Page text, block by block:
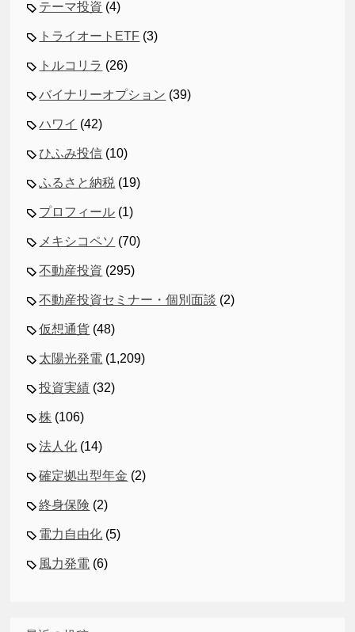
テーマ投資 (4)
トライオートETF (3)
トルコリラ (26)
バイナリーオプション (39)
ハワイ (42)
ひふみ投信 (10)
ふるさと納税 (19)
プロフィール (1)
メキシコペソ (70)
不動産投資 (295)
不動産投資セミナー・個別面談 (2)
仮想通貨 (48)
太陽光発電 (1,209)
投資実績 (32)
株 (106)
法人化 (14)
確定拠出型年金 (2)
終身保険 (2)
電力自由化 (5)
風力発電 (6)